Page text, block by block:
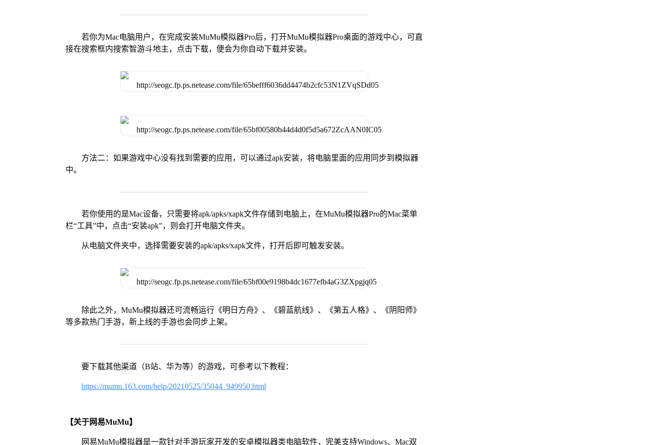
若你为Mac电脑用户，在完成安装MuMu模拟器Pro后，打开MuMu模拟器Pro桌面的游戏中心，可直
接在搜索框内搜索智游斗地主，点击下载，便会为你自动下载并安装。
方法二：如果游戏中心没有找到需要的应用，可以通过apk安装，将电脑里面的应用同步到模拟器
中。
若你使用的是Mac设备，只需要将apk/apks/xapk文件存储到电脑上，在MuMu模拟器Pro的Mac菜单
栏“工具”中，点击“安装apk”，则会打开电脑文件夹。
从电脑文件夹中，选择需要安装的apk/apks/xapk文件，打开后即可触发安装。
除此之外，MuMu模拟器还可流畅运行《明日方舟》、《碧蓝航线》、《第五人格》、《阴阳师》
等多款热门手游，新上线的手游也会同步上架。
要下载其他渠道（B站、华为等）的游戏，可参考以下教程：
https://mumu.163.com/help/20210525/35044_949950.html
【关于网易MuMu】
网易MuMu模拟器是一款针对手游玩家开发的安卓模拟器类电脑软件，完美支持Windows、Mac双